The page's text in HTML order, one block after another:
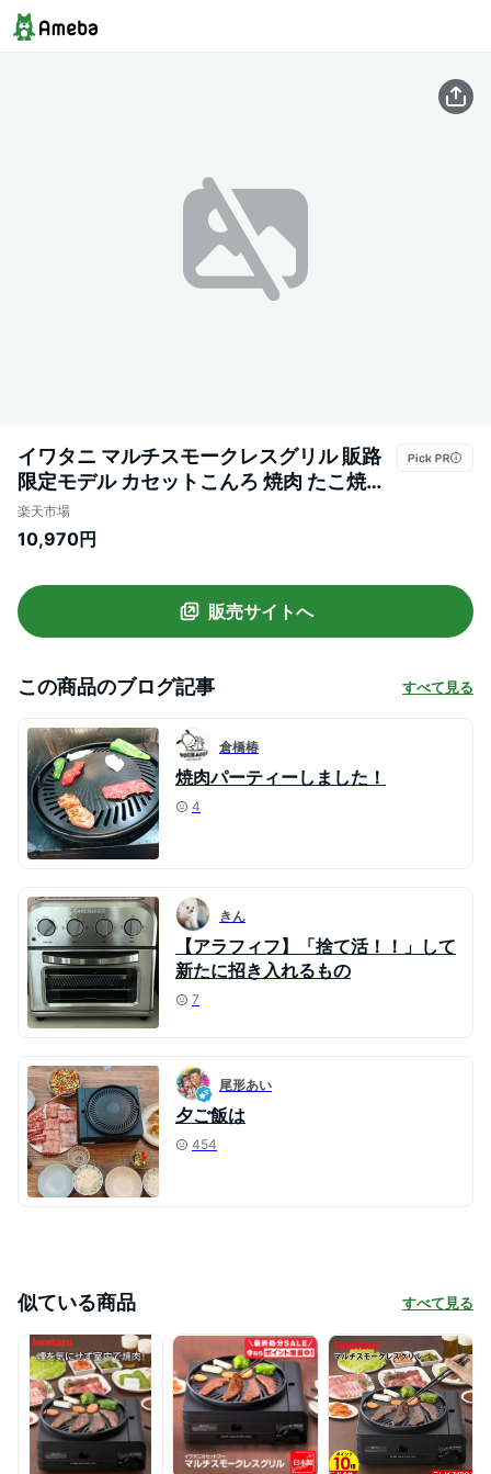
イワタニ マルチスモークレスグリル 販路
限定モデル カセットこんろ 焼肉 たこ焼き
保温 ホットプレート 減煙 直火 CB-MSG-1
Iwatani iwtzzz おしゃれ 母の日 プレゼン
象、熨斗対象】
楽天市場
10,970円
販売サイトへ
この商品のブログ記事 すべて見る
倉橋椿
焼肉パーティーしました！
4
きん
【アラフィフ】「捨て活！！」して
新たに招き入れるもの
7
尾形あい
夕ご飯は
454
似ている商品 すべて見る